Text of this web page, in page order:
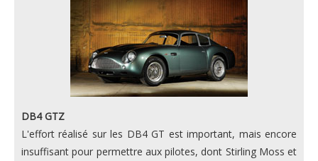
DB4 GTZ
L'effort réalisé sur les DB4 GT est important, mais encore
insuffisant pour permettre aux pilotes, dont Stirling Moss et